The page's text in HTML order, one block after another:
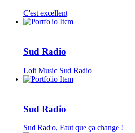
C'est excellent
Sud Radio
Loft Music Sud Radio
Sud Radio
Sud Radio, Faut que ça change !